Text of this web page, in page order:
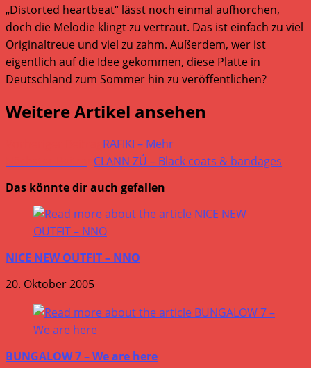
„Distorted heartbeat“ lässt noch einmal aufhorchen,
doch die Melodie klingt zu vertraut. Das ist einfach zu viel
Originaltreue und viel zu zahm. Außerdem, wer ist
eigentlich auf die Idee gekommen, diese Platte in
Deutschland zum Sommer hin zu veröffentlichen?
Weitere Artikel ansehen
RAFIKI – Mehr
CLANN ZÚ – Black coats & bandages
Das könnte dir auch gefallen
NICE NEW OUTFIT – NNO
20. Oktober 2005
BUNGALOW 7 – We are here